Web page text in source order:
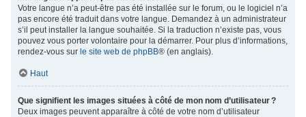
Votre langue n’a peut-être pas été installée sur le forum, ou le logiciel n’a
pas encore été traduit dans votre langue. Demandez à un administrateur
s’il peut installer la langue souhaitée. Si la traduction n’existe pas, vous
pouvez vous porter volontaire pour la démarrer. Pour plus d’informations,
rendez-vous sur le site web de phpBB® (en anglais).
Haut
Que signifient les images situées à côté de mon nom d’utilisateur ?
Deux images peuvent apparaître à côté de votre nom d’utilisateur